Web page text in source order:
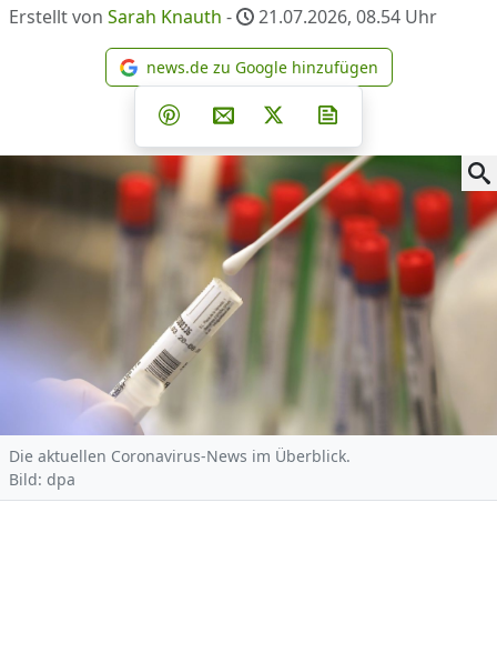
Erstellt von Sarah Knauth - 21.07.2026, 08.54 Uhr
news.de zu Google
news.de zu Google hinzufügen
Teilen auf Facebook
Teilen auf Whatsapp
Teilen auf Telegram
Teilen auf Pinterest
Per E-Mail teilen
Post auf X
Die aktuellen Coronavirus-News im Überblick.
Bild: dpa